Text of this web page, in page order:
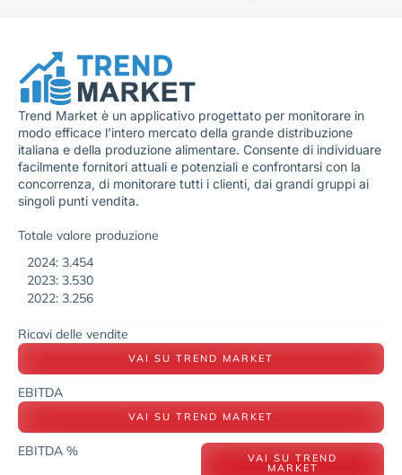
Trend Market è un applicativo progettato per monitorare in
modo efficace l’intero mercato della grande distribuzione
italiana e della produzione alimentare. Consente di individuare
facilmente fornitori attuali e potenziali e confrontarsi con la
concorrenza, di monitorare tutti i clienti, dai grandi gruppi ai
singoli punti vendita.
Totale valore produzione
2024: 3.454
2023: 3.530
2022: 3.256
Ricavi delle vendite
VAI SU TREND MARKET
EBITDA
VAI SU TREND MARKET
EBITDA % VAI SU TREND
MARKET